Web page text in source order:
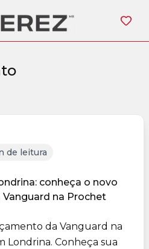
de leitura
conheça o novo
na Prochet
da Vanguard na
Londrina. Conheça sua